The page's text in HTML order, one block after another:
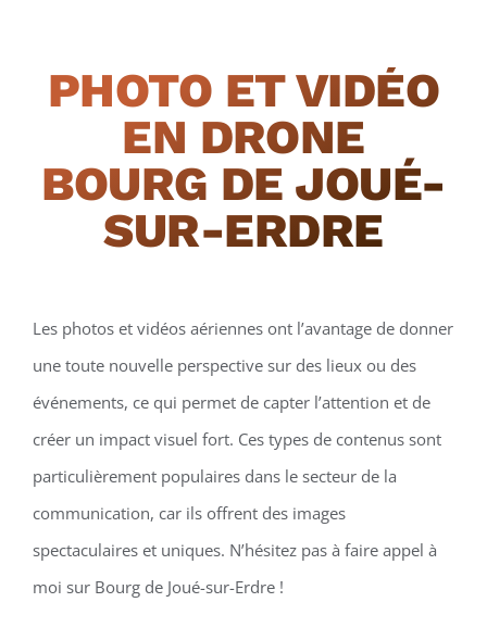
PHOTO ET VIDÉO
EN DRONE
BOURG DE JOUÉ-
SUR-ERDRE
Les photos et vidéos aériennes ont l’avantage de donner
une toute nouvelle perspective sur des lieux ou des
événements, ce qui permet de capter l’attention et de
créer un impact visuel fort. Ces types de contenus sont
particulièrement populaires dans le secteur de la
communication, car ils offrent des images
spectaculaires et uniques. N’hésitez pas à faire appel à
moi sur Bourg de Joué-sur-Erdre !